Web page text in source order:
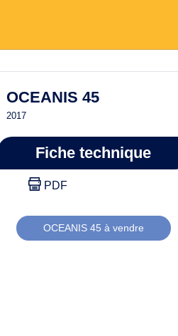
OCEANIS 45
2017
Fiche technique
PDF
OCEANIS 45 à vendre